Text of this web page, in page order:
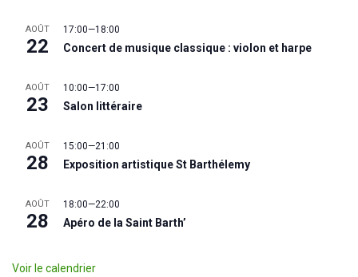
AOÛT
22
17:00—18:00
Concert de musique classique : violon et harpe
AOÛT
23
10:00—17:00
Salon littéraire
AOÛT
28
15:00—21:00
Exposition artistique St Barthélemy
AOÛT
28
18:00—22:00
Apéro de la Saint Barth’
Voir le calendrier